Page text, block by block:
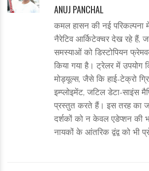
ANUJ PANCHAL
कमल हासन की नई परिकल्पना
नैरेटिव आर्किटेक्चर देख रहे हैं,
समस्याओं को डिस्टोपियन
किया गया है। ट्रेलर में उपयोग
मोड्यूल्स, जैसे कि हाई-टेक्रो
इम्प्लोइमेंट, जटिल डेटा‑साइंस
प्रस्तुत करते हैं। इस तरह का
दर्शकों को न केवल एडेप्शन की
नायकों के आंतरिक द्वंद्व को भी